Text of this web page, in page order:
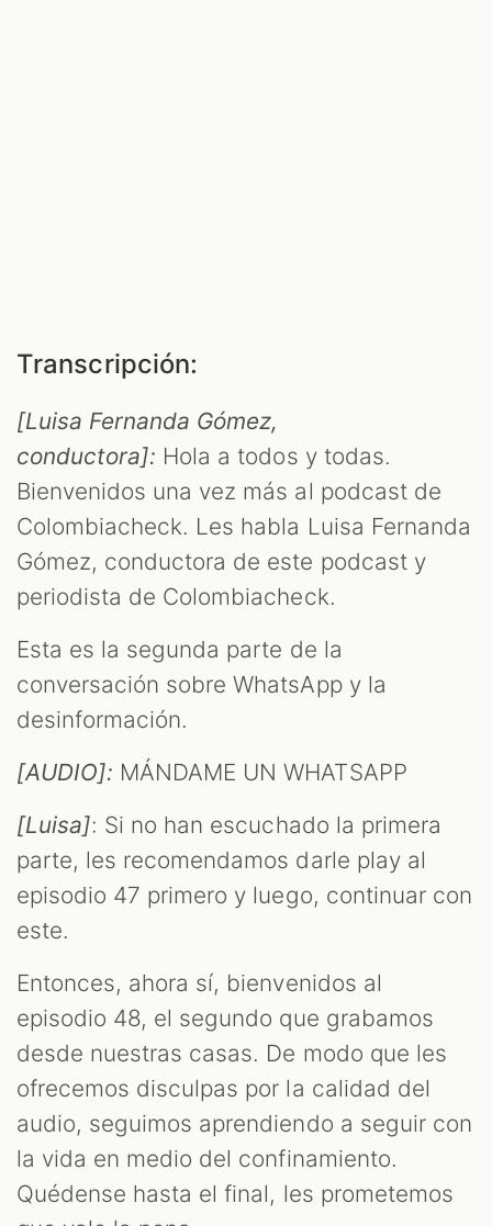
Transcripción:
[Luisa Fernanda Gómez,
conductora]: Hola a todos y todas.
Bienvenidos una vez más al podcast de
Colombiacheck. Les habla Luisa Fernanda
Gómez, conductora de este podcast y
periodista de Colombiacheck.
Esta es la segunda parte de la
conversación sobre WhatsApp y la
desinformación.
[AUDIO]: MÁNDAME UN WHATSAPP
[Luisa]: Si no han escuchado la primera
parte, les recomendamos darle play al
episodio 47 primero y luego, continuar con
este.
Entonces, ahora sí, bienvenidos al
episodio 48, el segundo que grabamos
desde nuestras casas. De modo que les
ofrecemos disculpas por la calidad del
audio, seguimos aprendiendo a seguir con
la vida en medio del confinamiento.
Quédense hasta el final, les prometemos